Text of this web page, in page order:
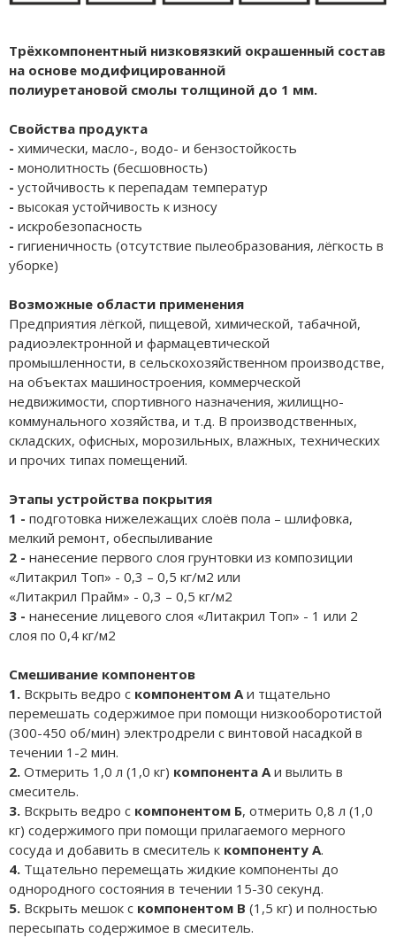
Трёхкомпонентный низковязкий окрашенный состав
на основе модифицированной
полиуретановой смолы толщиной до 1 мм.
Свойства продукта
- химически, масло-, водо- и бензостойкость
- монолитность (бесшовность)
- устойчивость к перепадам температур
- высокая устойчивость к износу
- искробезопасность
- гигиеничность (отсутствие пылеобразования, лёгкость в
уборке)
Возможные области применения
Предприятия лёгкой, пищевой, химической, табачной,
радиоэлектронной и фармацевтической
промышленности, в сельскохозяйственном производстве,
на объектах машиностроения, коммерческой
недвижимости, спортивного назначения, жилищно-
коммунального хозяйства, и т.д. В производственных,
складских, офисных, морозильных, влажных, технических
и прочих типах помещений.
Этапы устройства покрытия
1 - подготовка нижележащих слоёв пола – шлифовка,
мелкий ремонт, обеспыливание
2 - нанесение первого слоя грунтовки из композиции
«Литакрил Топ» - 0,3 – 0,5 кг/м2 или
«Литакрил Прайм» - 0,3 – 0,5 кг/м2
3 - нанесение лицевого слоя «Литакрил Топ» - 1 или 2
слоя по 0,4 кг/м2
Смешивание компонентов
1. Вскрыть ведро с компонентом Аи тщательно
перемешать содержимое при помощи низкооборотистой
(300-450 об/мин) электродрели с винтовой насадкой в
течении 1-2 мин.
2. Отмерить 1,0 л (1,0 кг) компонента Аи вылить в
смеситель.
3. Вскрыть ведро с компонентом Б, отмерить 0,8 л (1,0
кг) содержимого при помощи прилагаемого мерного
сосуда и добавить в смеситель к компоненту А.
4. Тщательно перемещать жидкие компоненты до
однородного состояния в течении 15-30 секунд.
5. Вскрыть мешок с компонентом В (1,5 кг) и полностью
пересыпать содержимое в смеситель.